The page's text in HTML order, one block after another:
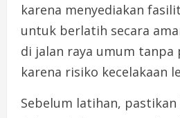
karena menyediakan
untuk berlatih secara
di jalan raya umum tanpa
karena risiko kecelakaan
Sebelum latihan,